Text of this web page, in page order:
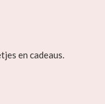
en cadeaus.